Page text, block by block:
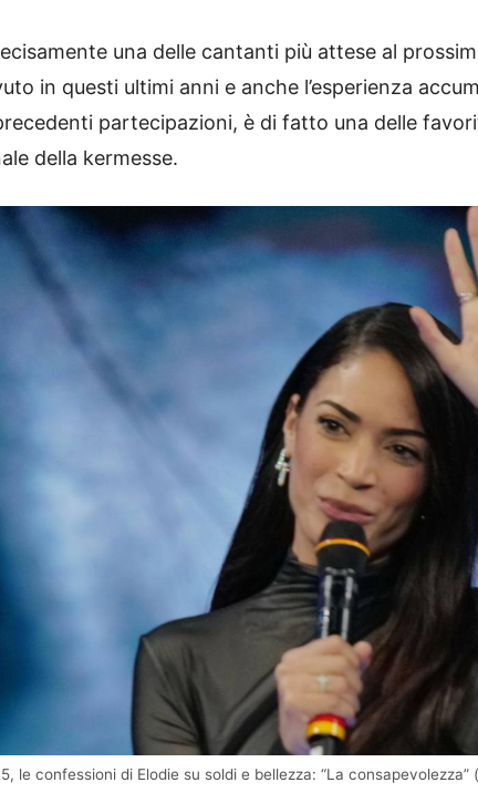
una delle cantanti più attese al
in questi ultimi anni e anche l’esperienza
partecipazioni, è di fatto una delle
della kermesse.
le confessioni di Elodie su soldi e bellezza: “La consapevolezza”